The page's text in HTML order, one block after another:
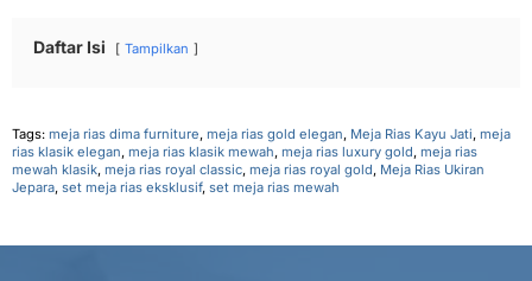
Daftar Isi Tampilkan
Tags: meja rias dima furniture, meja rias gold elegan, Meja Rias Kayu Jati, meja
rias klasik elegan, meja rias klasik mewah, meja rias luxury gold, meja rias
mewah klasik, meja rias royal classic, meja rias royal gold, Meja Rias Ukiran
Jepara, set meja rias eksklusif, set meja rias mewah